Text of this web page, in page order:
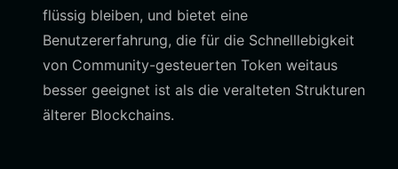
flüssig bleiben, und bietet eine
Benutzererfahrung, die für die Schnelllebigkeit
von Community-gesteuerten Token weitaus
besser geeignet ist als die veralteten Strukturen
älterer Blockchains.